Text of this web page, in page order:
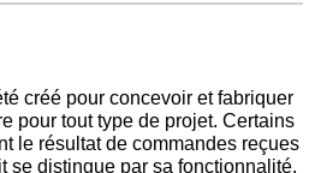
créé pour concevoir et fabriquer
pour tout type de projet. Certains
le résultat de commandes reçues
se distingue par sa fonctionnalité,